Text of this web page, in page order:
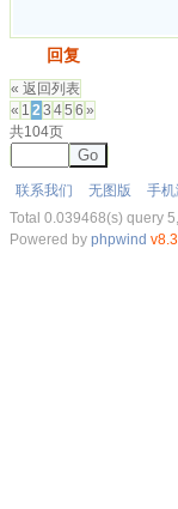
回复
« 返回列表
« 1 23 45 6 »
共104页
Go
联系我们 无图版 手
Total 0.039468(s) query
Powered by phpwind v8.3